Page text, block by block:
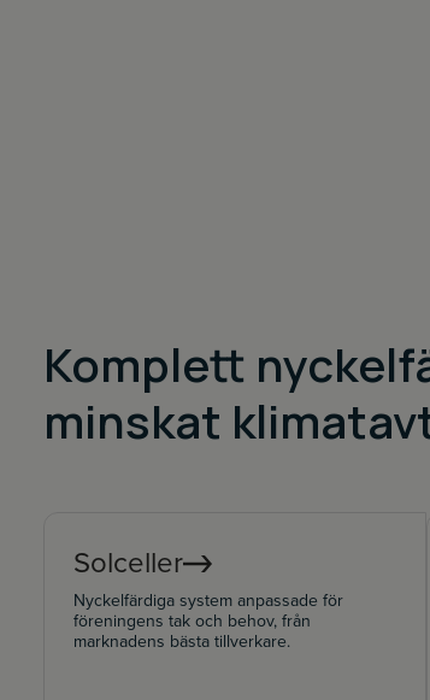
Komplett
minskat
Solceller
Nyckelfärdiga system anpassade för
föreningens tak och behov, från
marknadens bästa tillverkare.